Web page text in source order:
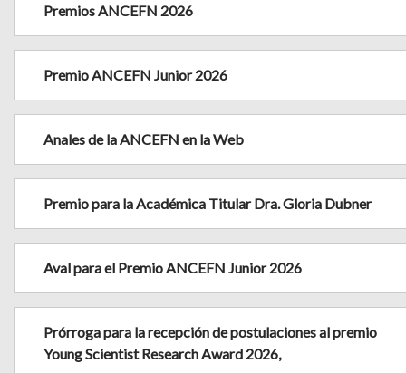
Premios ANCEFN 2026
Premio ANCEFN Junior 2026
Anales de la ANCEFN en la Web
Premio para la Académica Titular Dra. Gloria Dubner
Aval para el Premio ANCEFN Junior 2026
Prórroga para la recepción de postulaciones al premio
Young Scientist Research Award 2026,